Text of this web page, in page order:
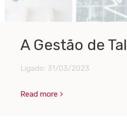
A Gestão de
Ligado: 31/03/2023
Read more